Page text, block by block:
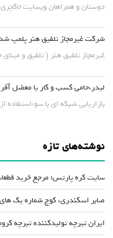
دوستان و همراهان وبسایت
شرکت غیرمجاز تلفیق هنر پلمپ
غیرمجاز تلفیق هنر ( تلفیق و
لیدر،حامی کسب و کار یا معضل
بازاریابی شبکه ای با
نوشته‌های تازه
سایت کره پارتس؛ مرجع خرید
صابر اسکندری، کوچ شماره یک
ایران تیرچه تولیدکننده تیرچه